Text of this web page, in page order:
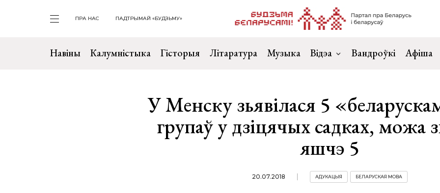
ПРА НАС ПАДТРЫМАЙ «БУДЗЬМУ»
Навіны Калумністыка Гісторыя Літаратура Музыка Відэа Вандроўкі Афіша
У Менску зьявілася 5
групаў у дзіцячых садках, можа
яшчэ 5
20.07.2018 АДУКАЦЫЯ БЕЛАРУСКАЯ МОВА